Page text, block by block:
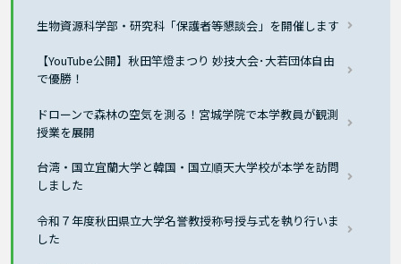
生物資源科学部・研究科「保護者等懇談会」を開催します
【YouTube公開】秋田竿燈まつり 妙技大会･大若団体自由
で優勝！
ドローンで森林の空気を測る！宮城学院で本学教員が観測
授業を展開
台湾・国立宜蘭大学と韓国・国立順天大学校が本学を訪問
しました
令和７年度秋田県立大学名誉教授称号授与式を執り行いま
した